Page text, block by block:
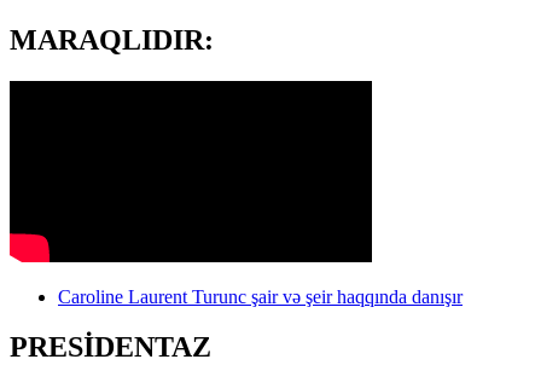
MARAQLIDIR:
Caroline Laurent Turunc şair və şeir haqqında danışır
PRESİDENTAZ